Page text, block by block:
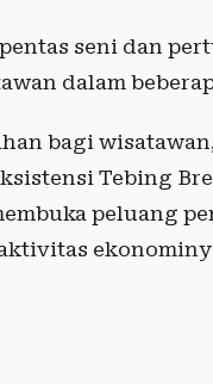
seni dan
dalam
bagi
Tebing
peluang